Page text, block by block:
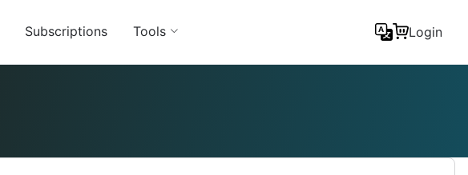
Subscriptions Tools Login